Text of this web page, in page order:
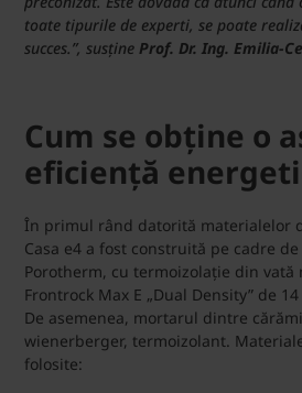
toate tipurile de experti, se poate
succes.”, susține Prof. Dr. Ing. Emilia-
Cum se obține o
eficiență
În primul rând datorită materialelor
Casa e4 a fost construită pe cadre
Porotherm, cu termoizolație din vată
Frontrock Max E „Dual Density” de
De asemenea, mortarul dintre
wienerberger, termoizolant.
folosite: